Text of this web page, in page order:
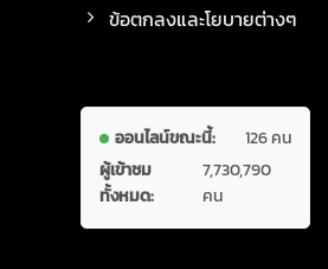
ข้อตกลงและโยบายต่างๆ
ออนไลน์ขณะนี้:
126 คน
ผู้เข้าชม
ทั้งหมด:
7,730,790
คน